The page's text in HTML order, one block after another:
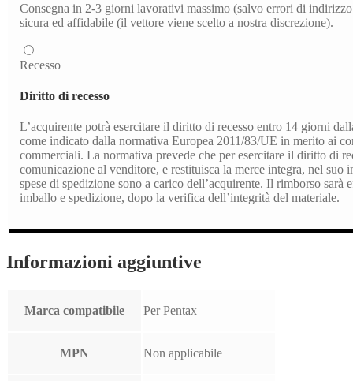
Consegna in 2-3 giorni lavorativi massimo (salvo errori di indirizzo
sicura ed affidabile (il vettore viene scelto a nostra discrezione).
Recesso
Diritto di recesso
L’acquirente potrà esercitare il diritto di recesso entro 14 giorni
come indicato dalla normativa Europea 2011/83/UE in merito ai
commerciali. La normativa prevede che per esercitare il diritto di
comunicazione al venditore, e restituisca la merce integra, nel suo
spese di spedizione sono a carico dell’acquirente. Il rimborso sarà
imballo e spedizione, dopo la verifica dell’integrità del materiale.
Informazioni aggiuntive
Marca compatibile Per Pentax
MPN Non applicabile